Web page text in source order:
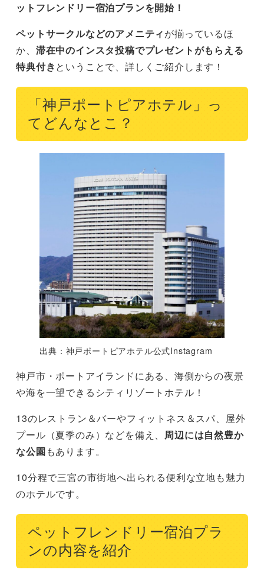
ットフレンドリー宿泊プランを開始！
ペットサークルなどのアメニティが揃っているほ
か、 滞在中のインスタ投稿でプレゼントがもらえる
特典付きということで、詳しくご紹介します！
「神戸ポートピアホテル」っ
てどんなとこ？
出典：神戸ポートピアホテル公式Instagram
神戸市・ポートアイランドにある、海側からの夜景
や海を一望できるシティリゾートホテル！
13のレストラン＆バーやフィットネス＆スパ、屋外
プール（夏季のみ）などを備え、 周辺には自然豊か
な公園もあります。
10分程で三宮の市街地へ出られる便利な立地も魅力
のホテルです。
ペットフレンドリー宿泊プラ
ンの内容を紹介